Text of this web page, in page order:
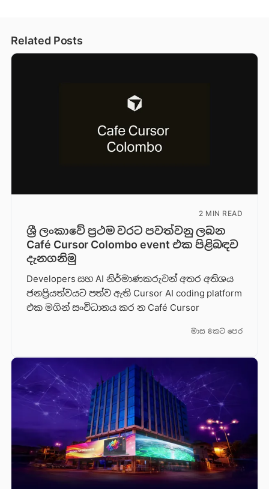
Related Posts
2 MIN READ
ශ්‍රී ලංකාවේ ප්‍රථම වරට පවත්වනු ලබන
Café Cursor Colombo event එක පිළිබඳව
දැනගනිමු
Developers සහ AI නිර්මාණකරුවන් අතර අතිශය
ජනප්‍රියත්වයට පත්ව ඇති Cursor AI coding platform
එක මගින් සංවිධානය කර න Café Cursor
මාස 8කට පෙර